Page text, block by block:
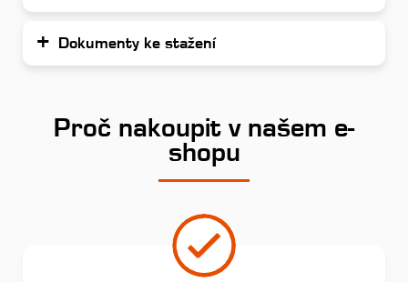
Dokumenty ke stažení
Proč nakoupit v našem e-
shopu